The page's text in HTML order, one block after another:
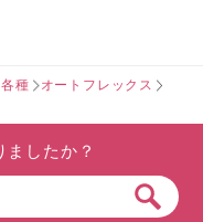
種 オートフレックス
ましたか？